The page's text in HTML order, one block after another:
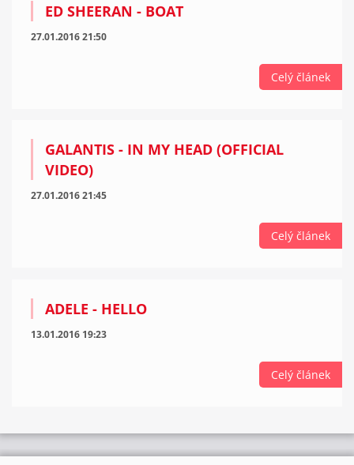
ED SHEERAN - BOAT
27.01.2016 21:50
Celý článek
GALANTIS - IN MY HEAD (OFFICIAL
VIDEO)
27.01.2016 21:45
Celý článek
ADELE - HELLO
13.01.2016 19:23
Celý článek